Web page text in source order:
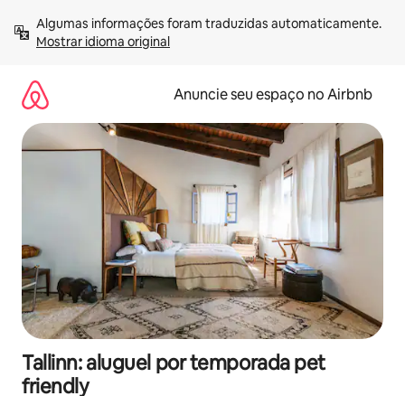
para
Mostrar idioma original
Anuncie seu espaço no Airbnb
Tallinn: aluguel por temporada pet
friendly